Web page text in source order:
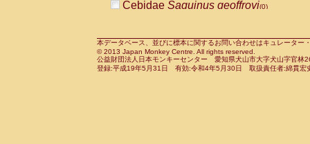
CercopithecidaeCercocebushybrid
CercopithecidaePapio anubis(0)
CercopithecidaePapio cynocephalus
CercopithecidaePapio hamadryas(0)
Cebidae Saguinus geoffroyi(0)
CebidaeSaguinus leucopus(0)
CebidaeSaguinus midas(0)
Cebidae Saguinus mystax(0)
本データベース、並びに標本に関するお問い合わせはキュレータ
© 2013 Japan Monkey Centre. All rights reserved.
公益財団法人日本モンキーセンター 愛知県犬山市大字犬山字官
登録:平成19年5月31日 有効:令和4年5月30日 取扱責任者:綿貫宏